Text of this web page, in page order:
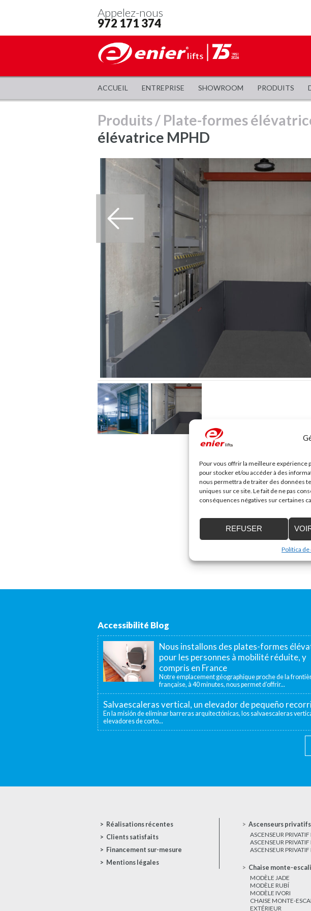
Pour vous offrir la meilleure expérience
pour stocker et/ou accéder à des
nous permettra de traiter des données
uniques sur ce site. Le fait de ne pas
conséquences négatives sur certaines
REFUSER
Política de
Appelez-nous
972 171 374
ACCUEIL ENTREPRISE SHOWROOM PRODUITS
Produits/ Plate-formes
élévatrice MPHD
Accessibilité Blog
Nous installons des plates-formes
pour les personnes à mobilité réduite, y
compris en France
Notre emplacement géographique proche de la
française, à 40 minutes, nous permet d’offrir...
Salvaescaleras vertical, un elevador de pequeño
En la misión de eliminar barreras arquitectónicas, los salvaescaleras
elevadores de corto...
Réalisations récentes
Clients satisfaits
Financement sur-mesure
Mentions légales
Ascenseurs privatifs
ASCENSEUR
ASCENSEUR
ASCENSEUR
Chaise monte-
MODÈLE JADE
MODÈLE RUBÍ
MODÈLE IVORI
CHAISE MONTE-
EXTÉRIEUR